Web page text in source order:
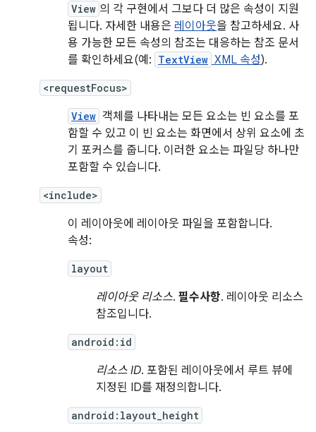
View 의 각 구현에서 그보다 더 많은 속성이 지원
됩니다. 자세한 내용은 레이아웃을 참고하세요. 사
용 가능한 모든 속성의 참조는 대응하는 참조 문서
를 확인하세요(예: TextView XML 속성).
<requestFocus>
View 객체를 나타내는 모든 요소는 빈 요소를 포
함할 수 있고 이 빈 요소는 화면에서 상위 요소에 초
기 포커스를 줍니다. 이러한 요소는 파일당 하나만
포함할 수 있습니다.
<include>
이 레이아웃에 레이아웃 파일을 포함합니다.
속성:
layout
레이아웃 리소스. 필수사항. 레이아웃 리소스
참조입니다.
android:id
리소스 ID. 포함된 레이아웃에서 루트 뷰에
지정된 ID를 재정의합니다.
android:layout_height